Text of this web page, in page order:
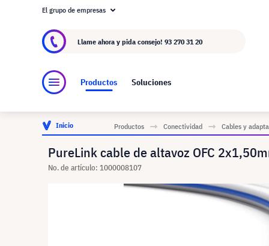
Acerca de visunext.es
El grupo de empresas
Llame ahora y pida consejo! 93 270 31 20
Productos Soluciones
Inicio Productos Conectividad Cables y
PureLink cable de altavoz OFC
No. de artículo: 1000008107